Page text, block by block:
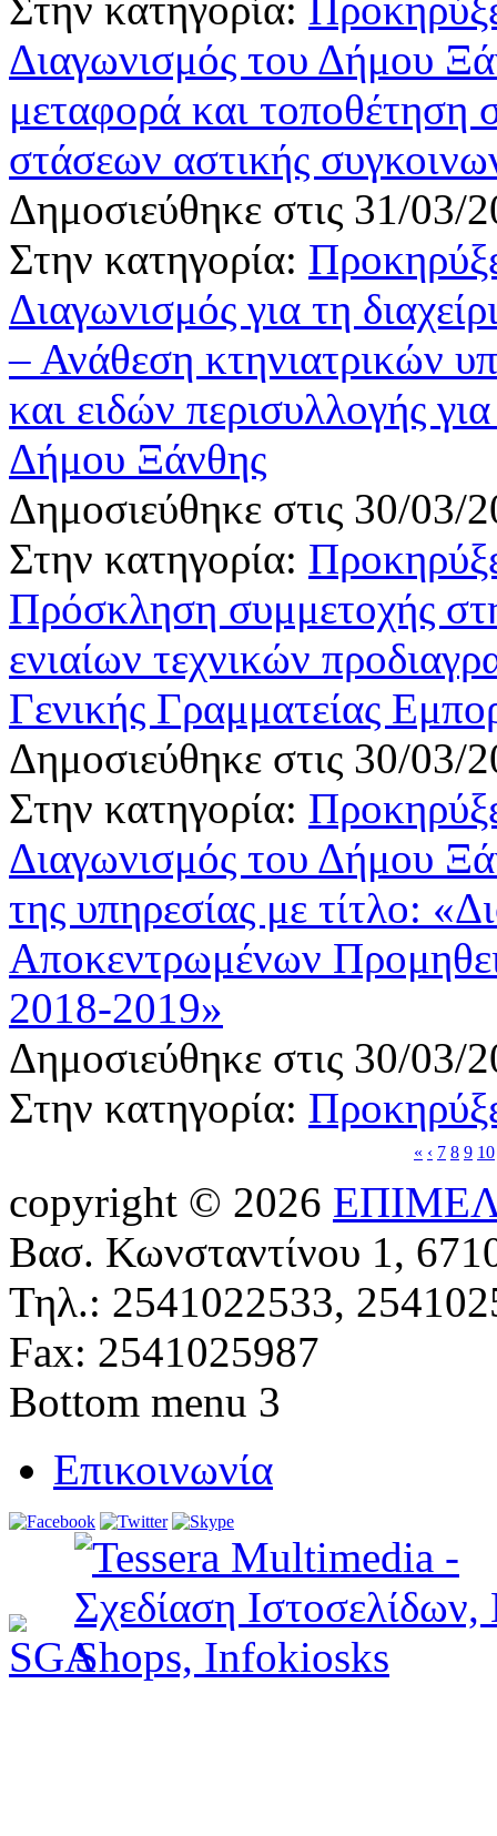
Στην κατηγορία:
Διαγωνισμός του Δήμου
μεταφορά και τοποθέτηση
στάσεων αστικής
Δημοσιεύθηκε στις 31/03/
Στην κατηγορία:
Διαγωνισμός για τη
– Ανάθεση κτηνιατρικών
και ειδών περισυλλογής
Δήμου Ξάνθης
Δημοσιεύθηκε στις 30/03/
Στην κατηγορία:
Πρόσκληση συμμετοχής
ενιαίων τεχνικών
Γενικής Γραμματείας
Δημοσιεύθηκε στις 30/03/
Στην κατηγορία:
Διαγωνισμός του Δήμου
της υπηρεσίας με τίτλο:
Αποκεντρωμένων
2018-2019»
Δημοσιεύθηκε στις 30/03/
Στην κατηγορία:
« ‹ 7 8 9 10
copyright © 2026
Βασ. Κωνσταντίνου 1,
Τηλ.: 2541022533,
Fax: 2541025987
Bottom menu 3
Επικοινωνία